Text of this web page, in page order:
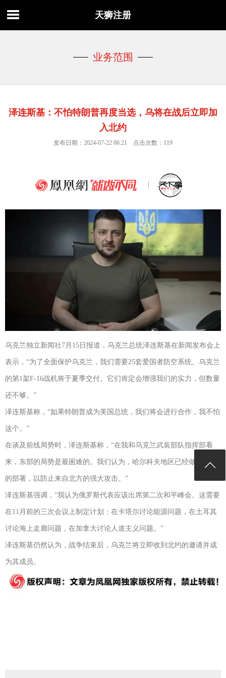
天狮注册
业务范围
泽连斯基：不怕特朗普再度当选，乌将在战后立即加
入北约
发布日期：2024-07-22 06:21 点击次数：119
乌克兰独立新闻社7月15日报道，乌克兰总统泽连斯基在新闻发布会上
表示，“为了全面保护乌克兰，我们需要25套爱国者防空系统。乌克兰
的第1架F-16战机将于夏季交付。它们肯定会增强我们的实力，但数量
还不够。”
泽连斯基称，“如果特朗普成为美国总统，我们将会进行合作，我不怕
这个。”
在谈及前线局势时，泽连斯基称，“在我和乌克兰武装部队指挥部看
来，东部的局势是最困难的。我们认为，哈尔科夫地区已经做了认真
的部署，以防止来自北方的强大攻击。”
泽连斯基强调，“我认为俄罗斯代表应该出席第二次和平峰会。这需要
在11月前的三次会议上制定计划：在卡塔尔讨论能源问题，在土耳其
讨论海上走廊问题，在加拿大讨论人道主义问题。”
泽连斯基仍然认为，战争结束后，乌克兰将立即收到北约的邀请并成
为其成员。